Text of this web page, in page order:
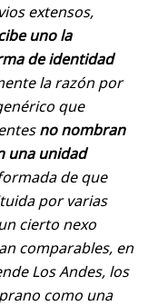
extensos,
uno la
de identidad
la razón por
que
no nombran
una unidad
de que
por varias
cierto nexo
comparables, en
Los Andes, los
como una